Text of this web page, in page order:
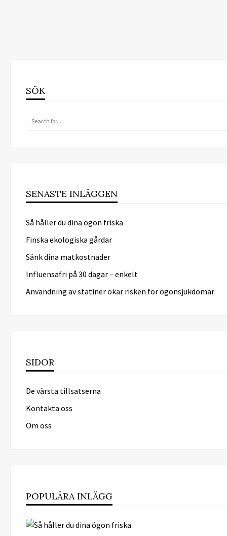
SÖK
SENASTE INLÄGGEN
Så håller du dina ögon friska
Finska ekologiska gårdar
Sänk dina matkostnader
Influensafri på 30 dagar – enkelt
Användning av statiner ökar risken för ögonsjukdomar
SIDOR
De värsta tillsatserna
Kontakta oss
Om oss
POPULÄRA INLÄGG